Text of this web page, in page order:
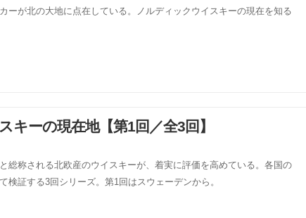
ーが北の大地に点在している。ノルディックウイスキーの現在を知る
キーの現在地【第1回／全3回】
総称される北欧産のウイスキーが、着実に評価を高めている。各国の
検証する3回シリーズ。第1回はスウェーデンから。